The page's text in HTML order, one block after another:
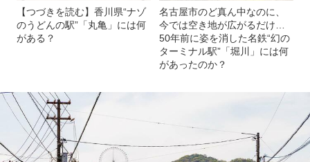
【つづきを読む】香川県“ナゾ
のうどんの駅”「丸亀」には何
がある？
名古屋市のど真ん中なのに、
今では空き地が広がるだけ…
50年前に姿を消した名鉄“幻の
ターミナル駅”「堀川」には何
があったのか？